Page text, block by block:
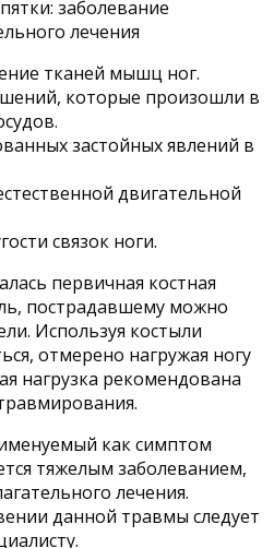
тканей мышц ног.
которые произошли в
застойных явлений в
двигательной
связок ноги.
первичная костная
пострадавшему можно
Используя костыли
отмерено нагружая ногу
нагрузка рекомендована
как симптом
тяжелым заболеванием,
лечения.
данной травмы следует